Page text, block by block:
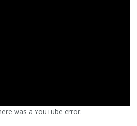
was a YouTube error.